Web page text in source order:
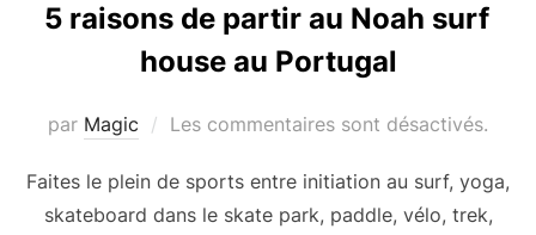
5 raisons de partir au Noah surf
house au Portugal
par Magic Les commentaires sont désactivés.
Faites le plein de sports entre initiation au surf, yoga,
skateboard dans le skate park, paddle, vélo, trek,